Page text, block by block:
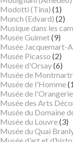
Modotti (Tina) (1)
Munch (Edvard) (2)
Musique dans les
Musée Guimet(9)
Musée Jacquemart-
Musée Picasso (2)
Musée d'Orsay(6)
Musée de
Musée de l'Homme
Musée de l'Orangerie
Musée des Arts
Musée du Domaine
Musée du Louvre(3)
Musée du Quai